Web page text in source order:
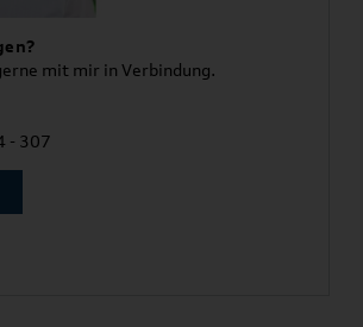
mit mir in Verbindung.
- 307